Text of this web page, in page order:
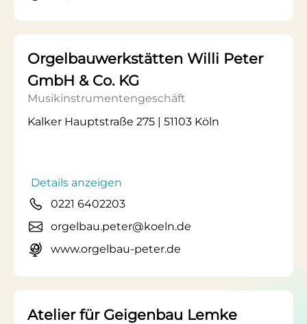
Orgelbauwerkstätten Willi Peter
GmbH & Co. KG
Musikinstrumentengeschäft
Kalker Hauptstraße 275 | 51103 Köln
Details anzeigen
0221 6402203
orgelbau.peter@koeln.de
www.orgelbau-peter.de
Atelier für Geigenbau Lemke